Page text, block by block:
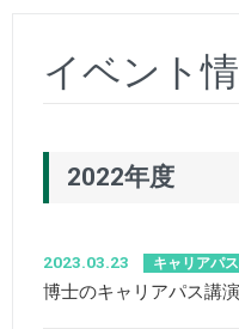
イベント
2022年度
2023.03.23 キャリアパ
博士のキャリアパス講